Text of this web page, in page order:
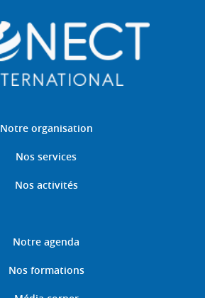
Notre organisation
Nos services
Nos activités
Notre agenda
Nos formations